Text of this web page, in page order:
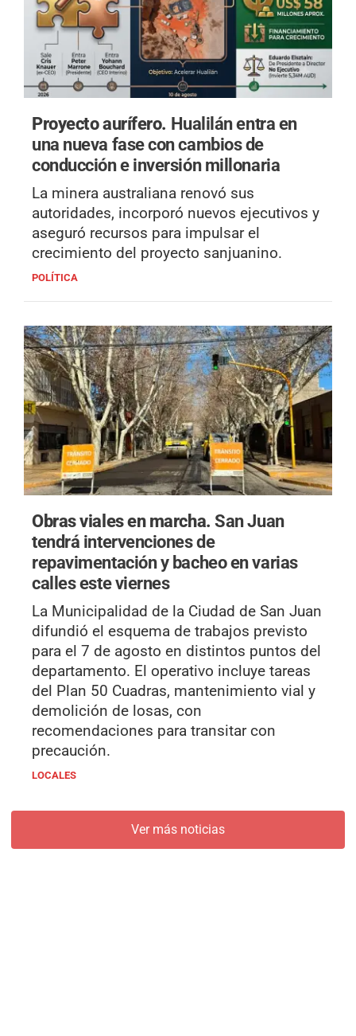
Proyecto aurífero. Hualilán entra en
una nueva fase con cambios de
conducción e inversión millonaria
La minera australiana renovó sus
autoridades, incorporó nuevos ejecutivos y
aseguró recursos para impulsar el
crecimiento del proyecto sanjuanino.
POLÍTICA
Obras viales en marcha.San Juan
tendrá intervenciones de
repavimentación y bacheo en varias
calles este viernes
La Municipalidad de la Ciudad de San Juan
difundió el esquema de trabajos previsto
para el 7 de agosto en distintos puntos del
departamento. El operativo incluye tareas
del Plan 50 Cuadras, mantenimiento vial y
demolición de losas, con
recomendaciones para transitar con
precaución.
LOCALES
Ver más noticias